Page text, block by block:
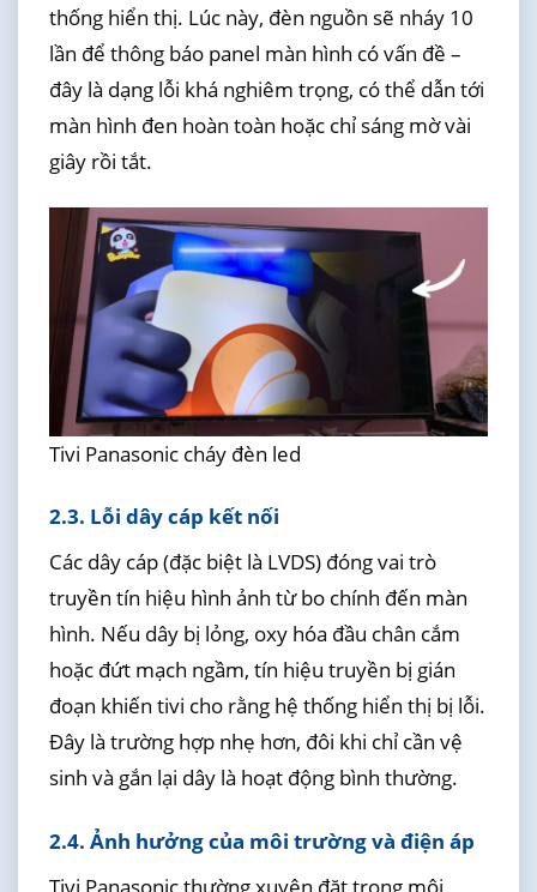
thống hiển thị. Lúc này, đèn nguồn sẽ nháy 10
lần để thông báo panel màn hình có vấn đề –
đây là dạng lỗi khá nghiêm trọng, có thể dẫn tới
màn hình đen hoàn toàn hoặc chỉ sáng mờ vài
giây rồi tắt.
Tivi Panasonic cháy đèn led
2.3. Lỗi dây cáp kết nối
Các dây cáp (đặc biệt là LVDS) đóng vai trò
truyền tín hiệu hình ảnh từ bo chính đến màn
hình. Nếu dây bị lỏng, oxy hóa đầu chân cắm
hoặc đứt mạch ngầm, tín hiệu truyền bị gián
đoạn khiến tivi cho rằng hệ thống hiển thị bị lỗi.
Đây là trường hợp nhẹ hơn, đôi khi chỉ cần vệ
sinh và gắn lại dây là hoạt động bình thường.
2.4. Ảnh hưởng của môi trường và điện áp